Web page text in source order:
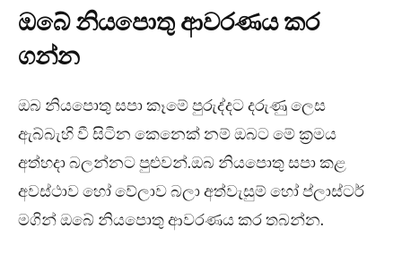
ඔබේ නියපොතු ආවරණය කර
ගන්න
ඔබ නියපොතු සපා කෑමේ පුරුද්දට දරුණු ලෙස
ඇබ්බැහි වී සිටින කෙනෙක් නම් ඔබට මේ ක්‍රමය
අත්හදා බලන්නට පුළුවන්.ඔබ නියපොතු සපා කළ
අවස්ථාව හෝ වේලාව බලා අත්වැසුම් හෝ ප්ලාස්ටර්
මගින් ඔබේ නියපොතු ආවරණය කර තබන්න.